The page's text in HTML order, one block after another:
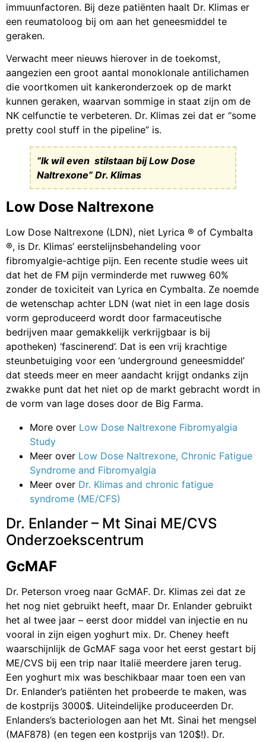
immuunfactoren. Bij deze patiënten haalt Dr. Klimas er
een reumatoloog bij om aan het geneesmiddel te
geraken.
Verwacht meer nieuws hierover in de toekomst,
aangezien een groot aantal monoklonale antilichamen
die voortkomen uit kankeronderzoek op de markt
kunnen geraken, waarvan sommige in staat zijn om de
NK celfunctie te verbeteren. Dr. Klimas zei dat er “some
pretty cool stuff in the pipeline” is.
“Ik wil even stilstaan bij Low Dose
Naltrexone” Dr. Klimas
Low Dose Naltrexone
Low Dose Naltrexone (LDN), niet Lyrica ® of Cymbalta
®, is Dr. Klimas’ eerstelijnsbehandeling voor
fibromyalgie-achtige pijn. Een recente studie wees uit
dat het de FM pijn verminderde met ruwweg 60%
zonder de toxiciteit van Lyrica en Cymbalta. Ze noemde
de wetenschap achter LDN (wat niet in een lage dosis
vorm geproduceerd wordt door farmaceutische
bedrijven maar gemakkelijk verkrijgbaar is bij
apotheken) ‘fascinerend’. Dat is een vrij krachtige
steunbetuiging voor een ‘underground geneesmiddel’
dat steeds meer en meer aandacht krijgt ondanks zijn
zwakke punt dat het niet op de markt gebracht wordt in
de vorm van lage doses door de Big Farma.
More over Low Dose Naltrexone Fibromyalgia
Study
Meer over Low Dose Naltrexone, Chronic Fatigue
Syndrome and Fibromyalgia
Meer over Dr. Klimas and chronic fatigue
syndrome (ME/CFS)
Dr. Enlander – Mt Sinai ME/CVS
Onderzoekscentrum
GcMAF
Dr. Peterson vroeg naar GcMAF. Dr. Klimas zei dat ze
het nog niet gebruikt heeft, maar Dr. Enlander gebruikt
het al twee jaar – eerst door middel van injectie en nu
vooral in zijn eigen yoghurt mix. Dr. Cheney heeft
waarschijnlijk de GcMAF saga voor het eerst gestart bij
ME/CVS bij een trip naar Italië meerdere jaren terug.
Een yoghurt mix was beschikbaar maar toen een van
Dr. Enlander’s patiënten het probeerde te maken, was
de kostprijs 3000$. Uiteindelijke produceerden Dr.
Enlanders’s bacteriologen aan het Mt. Sinai het mengsel
(MAF878) (en tegen een kostprijs van 120$!). Dr.